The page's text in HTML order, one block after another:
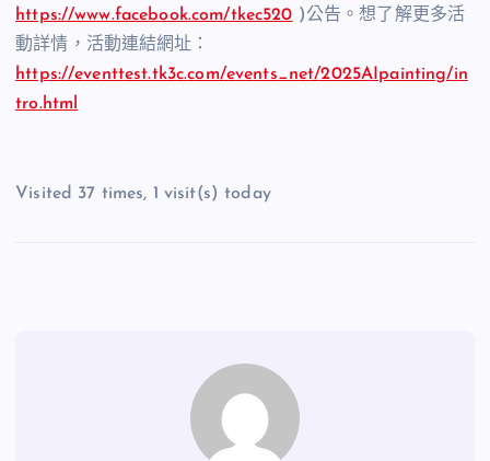
https://www.facebook.com/tkec520 )公告。想了解更多活
動詳情，活動連結網址：
https://eventtest.tk3c.com/events_net/2025AIpainting/in
tro.html
Visited 37 times, 1 visit(s) today